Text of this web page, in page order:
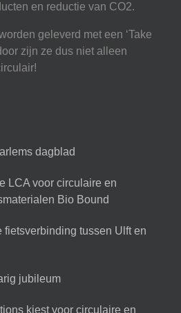
en reductie van CO2.
geleverd met een ‘Take
zijn ze dus niet alleen
dagblad
LCA voor circulaire en
Bio Bound
fietsverbinding tussen Ulft en
jubileum
kiest voor circulaire en